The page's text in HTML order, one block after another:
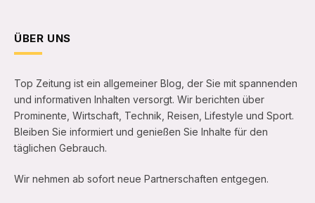
ÜBER UNS
Top Zeitung ist ein allgemeiner Blog, der Sie mit spannenden
und informativen Inhalten versorgt. Wir berichten über
Prominente, Wirtschaft, Technik, Reisen, Lifestyle und Sport.
Bleiben Sie informiert und genießen Sie Inhalte für den
täglichen Gebrauch.
Wir nehmen ab sofort neue Partnerschaften entgegen.